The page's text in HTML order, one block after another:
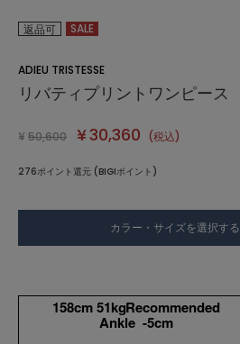
返品可 SALE
ADIEU TRISTESSE
リバティプリントワンピース
¥ 50,600 ¥30,360 (税込)
276ポイント還元 (BIGIポイント)
カラー・サイズを選択する
158cm 51kgRecommended
Ankle -5cm